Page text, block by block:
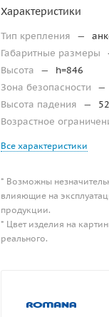
Характеристики
Тип крепления —
Габаритные размеры
Высота
—
h=846
Зона безопасности
—
Высота падения
—
Возрастное
Все характеристики
* Возможны
влияющие на
продукции.
* Цвет изделия на
реального.